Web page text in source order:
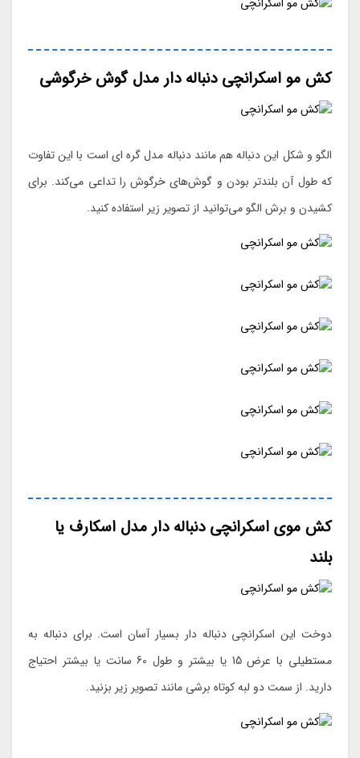
کش مو اسکرانچی دنباله دار مدل گوش خرگوشی
الگو و شکل این دنباله هم مانند دنباله مدل گره ای است با این تفاوت
که طول آن بلندتر بودن و گوش‌های خرگوش را تداعی می‌کند. برای
کشیدن و برش الگو می‌توانید از تصویر زیر استفاده کنید.
کش موی اسکرانچی دنباله دار مدل اسکارف یا
بلند
دوخت این اسکرانچی دنباله دار بسیار آسان است. برای دنباله به
مستطیلی با عرض 15 یا بیشتر و طول 60 سانت یا بیشتر احتیاج
دارید. از سمت دو لبه کوتاه برشی مانند تصویر زیر بزنید.